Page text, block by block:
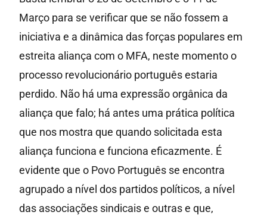
Março para se verificar que se não fossem a
iniciativa e a dinâmica das forças populares em
estreita aliança com o MFA, neste momento o
processo revolucionário português estaria
perdido. Não há uma expressão orgânica da
aliança que falo; há antes uma prática política
que nos mostra que quando solicitada esta
aliança funciona e funciona eficazmente. É
evidente que o Povo Português se encontra
agrupado a nível dos partidos políticos, a nível
das associações sindicais e outras e que,